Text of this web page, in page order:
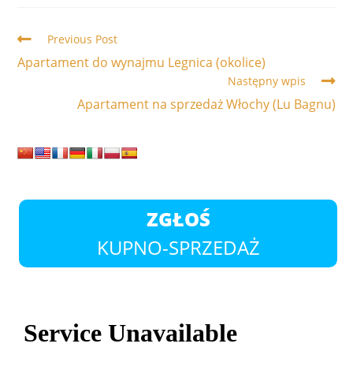
Read
articles
Previous Post
Apartament do wynajmu Legnica (okolice)
Następny wpis
Apartament na sprzedaż Włochy (Lu Bagnu)
ZGŁOŚ
KUPNO-SPRZEDAŻ